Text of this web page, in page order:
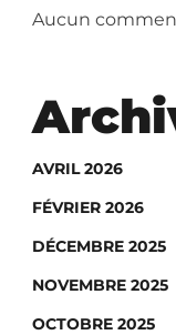
Aucun
AVRIL 2026
FÉVRIER 2026
DÉCEMBRE 2025
NOVEMBRE 2025
OCTOBRE 2025